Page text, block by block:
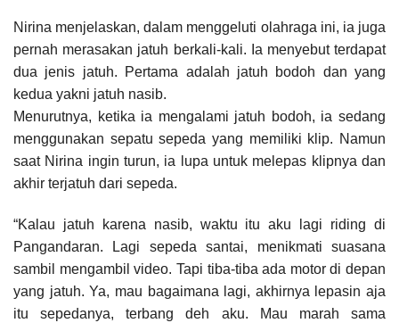
Nirina menjelaskan, dalam menggeluti olahraga ini, ia juga
pernah merasakan jatuh berkali-kali. Ia menyebut terdapat
dua jenis jatuh. Pertama adalah jatuh bodoh dan yang
kedua yakni jatuh nasib.
Menurutnya, ketika ia mengalami jatuh bodoh, ia sedang
menggunakan sepatu sepeda yang memiliki klip. Namun
saat Nirina ingin turun, ia lupa untuk melepas klipnya dan
akhir terjatuh dari sepeda.
“Kalau jatuh karena nasib, waktu itu aku lagi riding di
Pangandaran. Lagi sepeda santai, menikmati suasana
sambil mengambil video. Tapi tiba-tiba ada motor di depan
yang jatuh. Ya, mau bagaimana lagi, akhirnya lepasin aja
itu sepedanya, terbang deh aku. Mau marah sama